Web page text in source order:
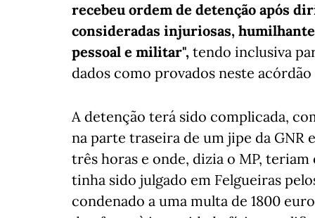
recebeu ordem de detenção após
consideradas injuriosas,
pessoal e militar", tendo inclusiva
dados como provados neste
A detenção terá sido complicada,
na parte traseira de um jipe da GNR
três horas e onde, dizia o MP,
tinha sido julgado em Felgueiras
condenado a uma multa de 1800